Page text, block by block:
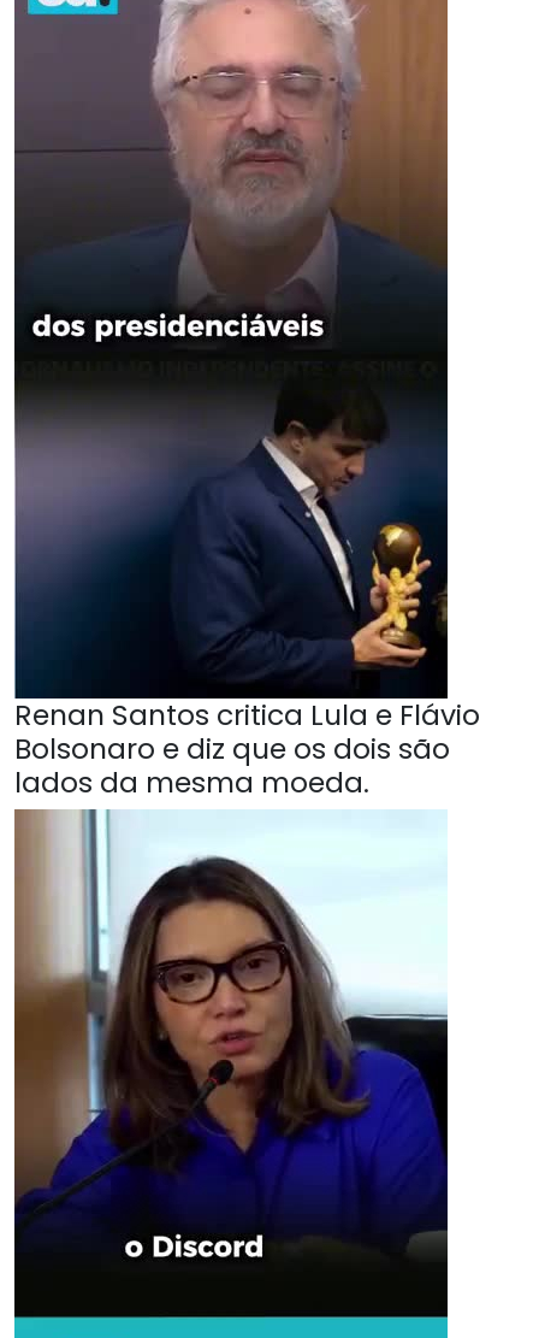
Renan Santos critica Lula e Flávio
Bolsonaro e diz que os dois são
lados da mesma moeda.